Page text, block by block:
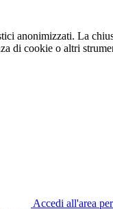
anonimizzati. La
di cookie o altri
Accedi all'area